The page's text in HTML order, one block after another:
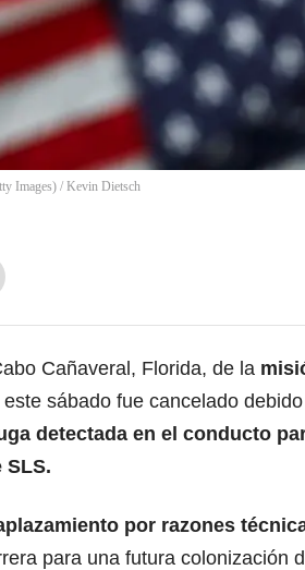
Images) / Kevin Dietsch
Cañaveral, Florida, de la
sábado fue cancelado
detectada en el conducto
SLS.
por razones
para una futura colonización